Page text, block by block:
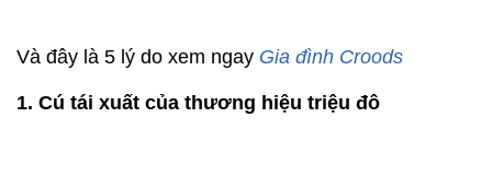
Và đây là 5 lý do xem ngay Gia đình Croods
1. Cú tái xuất của thương hiệu triệu đô